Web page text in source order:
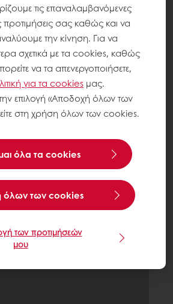
τις επαναλαμβανόμενες
προτιμήσεις σας καθώς και να
την κίνηση. Για να
σχετικά με τα cookies, καθώς
να τα απενεργοποιήσετε,
για τα cookies μας.
επιλογή «Αποδοχή όλων των
στη χρήση όλων των cookies.
όλα τα cookies
όλων των cookies
των προτιμήσεών
μου